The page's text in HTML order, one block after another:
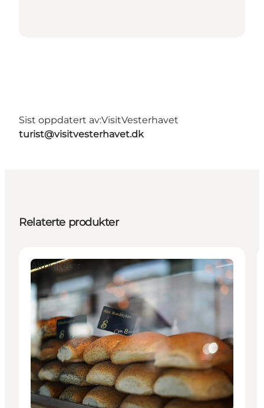
Sist oppdatert av:VisitVesterhavet
turist@visitvesterhavet.dk
Relaterte produkter
Aktiviteter